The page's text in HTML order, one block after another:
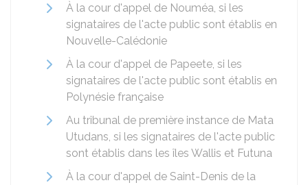
À la cour d'appel de Nouméa, si les
signataires de l'acte public sont établis en
Nouvelle-Calédonie
À la cour d'appel de Papeete, si les
signataires de l'acte public sont établis en
Polynésie française
Au tribunal de première instance de Mata
Utudans, si les signataires de l'acte public
sont établis dans les îles Wallis et Futuna
À la cour d'appel de Saint-Denis de la